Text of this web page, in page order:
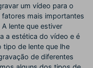
um vídeo para o
fatores mais importantes
lente que estiver
a estética do vídeo e é
tipo de lente que lhe
de diferentes